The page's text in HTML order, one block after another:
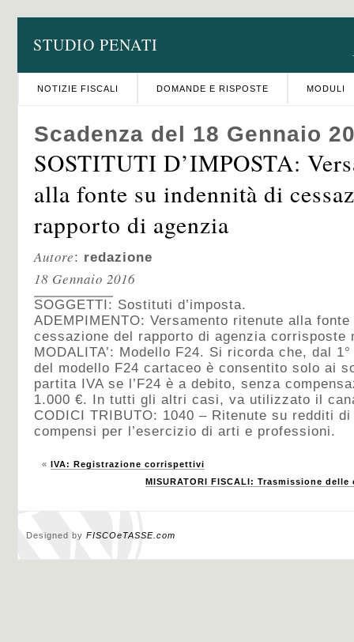
STUDIO PENATI
NOTIZIE FISCALI DOMANDE E RISPOSTE MODULI
Scadenza del 18 Gennaio
SOSTITUTI D’IMPOSTA:
alla fonte su indennità di
rapporto di agenzia
Autore: redazione
18 Gennaio 2016
SOGGETTI: Sostituti d’imposta.
ADEMPIMENTO: Versamento ritenute alla
cessazione del rapporto di agenzia corrisposte
MODALITA’: Modello F24. Si ricorda che, dal
del modello F24 cartaceo è consentito solo ai
partita IVA se l’F24 è a debito, senza
1.000 €. In tutti gli altri casi, va utilizzato il
CODICI TRIBUTO: 1040 – Ritenute su redditi
compensi per l’esercizio di arti e professioni.
« IVA: Registrazione corrispettivi
MISURATORI FISCALI: Trasmissione
Designed by FISCOeTASSE.com